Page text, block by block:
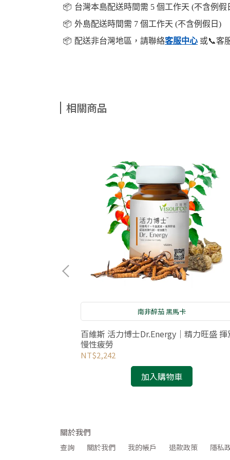
📦️ 台灣本島配送時間需 5 個工作天 (不含例假
📦️ 外島配送時間需 7 個工作天 (不含例假日)
📦️ 配送非台灣地區，請聯絡客服中心 或📞客
相關商品
南非醉茄 黑馬卡
百維斯 活力博士Dr.Energy｜精力旺盛 揮
慢性疲勞
NT$2,242
加入購物車
關於我們
查詢 關於我們 我的帳戶 退款政策 隱私